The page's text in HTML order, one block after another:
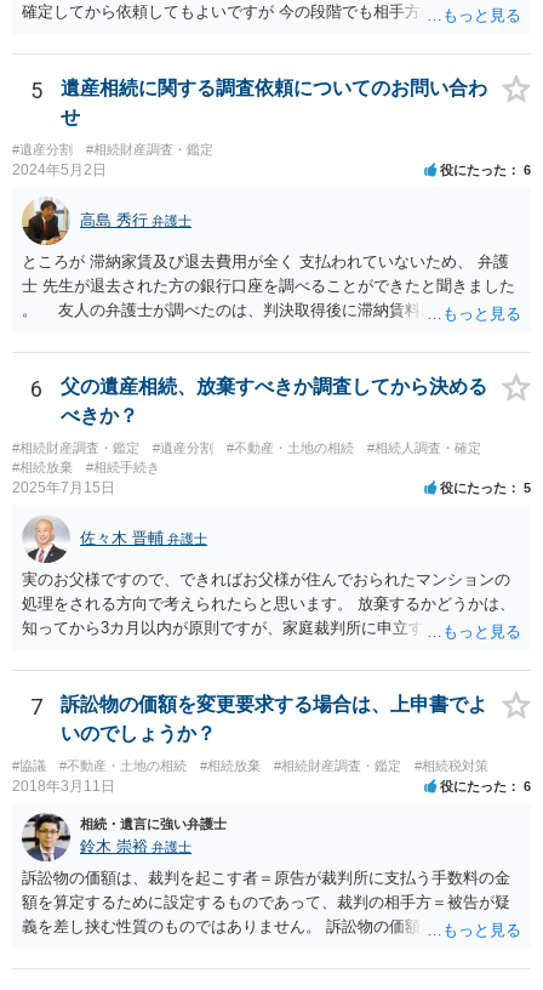
確定してから依頼してもよいですが 今の段階でも相手方の連絡が迷惑
5
遺産相続に関する調査依頼についてのお問い合わ
せ
#遺産分割 #相続財産調査・鑑定
2024年5月2日 役にたった 6
高島 秀行 弁護士
ところが 滞納家賃及び退去費用が全く 支払われていないため、 弁護
士 先生が退去された方の銀行口座を調べることができたと聞きました
。 友人の弁護士が調べたのは、判決取得後に滞納賃料回収のため
預金の入出金履歴を調べたわけではありません。 残念ながら、事案
や目的も異なりますし、開示の内容も異なります。
6
父の遺産相続、放棄すべきか調査してから決める
べきか？
#相続財産調査・鑑定 #遺産分割 #不動産・土地の相続
#相続人調査・確定
#相続放棄
#相続手続き
2025年7月15日 役にたった 5
佐々木 晋輔 弁護士
実のお父様ですので、できればお父様が住んでおられたマンションの
処理をされる方向で考えられたらと思います。 放棄するかどうかは、
知ってから3カ月以内が原則ですが、家庭裁判所に申立すれば3カ月の
放棄するかどうか決めることができます。 銀行やサラ金が数年も放置
することはありませんので、数年後に借金が発見される可能性はほぼ
ありません。 なお、私が扱った相続放棄を検討していた案件で、期間
伸長して調査したところ、サラ金に対する過払金など相当な財産が見
つかったため相続したという事例がありました。
7
訴訟物の価額を変更要求する場合は、上申書でよ
いのでしょうか？
#協議 #不動産・土地の相続 #相続放棄 #相続財産調査・鑑定 #相続税対策
2018年3月11日 役にたった 6
相続・遺言に強い弁護士
鈴木 崇裕 弁護士
訴訟物の価額は、裁判を起こす者＝原告が裁判所に支払う手数料の金
額を算定するために設定するものであって、裁判の相手方＝被告が疑
義を差し挟む性質のものではありません。 訴訟物の価額自体が裁判の
したとしても、変更されることはありません。